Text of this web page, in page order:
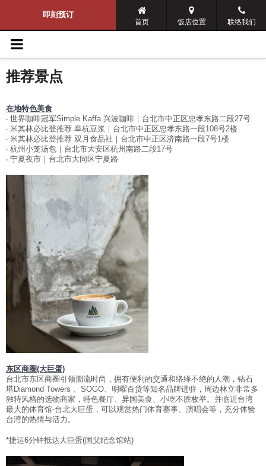
导览选单
天成文旅-华山町
舒适客房
美馔飨宴
住宿专案
照片集锦
最新消息
关系企业
联络我们
天成文旅饭店品牌
语言
日本語
简体中文
即刻预订
首页 饭店位置 联络我们
推荐景点
在地特色美食
‧ 世界咖啡冠军Simple Kaffa 兴波咖啡｜台北市中正区忠孝东路二段27号
‧ 米其林必比登推荐 阜杭豆浆｜台北市中正区忠孝东路一段108号2楼
‧ 米其林必比登推荐 双月食品社｜台北市中正区济南路一段7号1楼
‧ 杭州小笼汤包｜台北市大安区杭州南路二段17号
‧ 宁夏夜市｜台北市大同区宁夏路
东区商圈(大巨蛋)
台北市东区商圈引领潮流时尚，拥有便利的交通和络绎不绝的人潮，钻石
塔Diamond Towers 、SOGO、明曜百货等知名品牌进驻，周边林立非常多
独特风格的选物商家，特色餐厅、异国美食、小吃不胜枚举。并临近台湾
最大的体育馆-台北大巨蛋，可以观赏热门体育赛事、演唱会等，充分体验
台湾的热情与活力。
*捷运6分钟抵达大巨蛋(国父纪念馆站)